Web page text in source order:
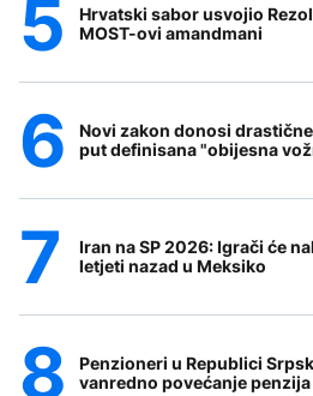
Hrvatski sabor usvojio
MOST-ovi amandmani
Novi zakon donosi
put definisana "obijesna
Iran na SP 2026: Igrači će
letjeti nazad u Meksiko
Penzioneri u Republici
vanredno povećanje penzija